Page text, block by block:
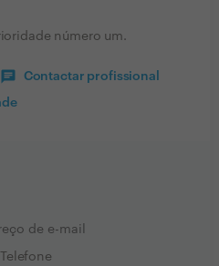
número um.
Contactar profissional
de e-mail
Telefone